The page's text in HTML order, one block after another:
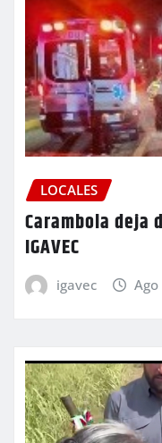
LOCALES
Carambola deja
IGAVEC
igavec